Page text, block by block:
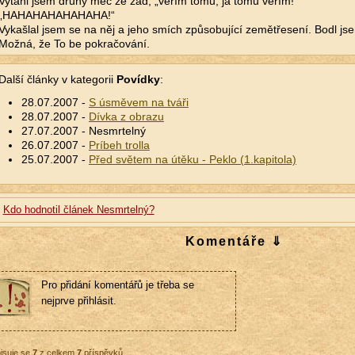
jsem se na něj a jeho smích způsobující zemětřesení. Bodl
že To be pokračování.
články v kategorii Povídky:
28.07.2007 - S úsměvem na tváři
28.07.2007 - Dívka z obrazu
27.07.2007 - Nesmrtelný
26.07.2007 - Príbeh trolla
25.07.2007 - Před světem na útěku - Peklo (1.kapitola)
Kdo hodnotil článek Nesmrtelný?
Komentáře ⇓
Pro přidání komentářů je třeba se
nejprve přihlásit.
se7z celkem 7příspěvků